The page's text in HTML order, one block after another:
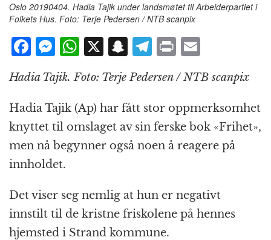
Oslo 20190404. Hadia Tajik under landsmøtet til Arbeiderpartiet i
Folkets Hus. Foto: Terje Pedersen / NTB scanpix
F
a
c
e
b
o
o
M
e
ss
e
n
g
e
W
at
s
A
p
X S
a
p
c
h
T
e
g
r
a
P
n
t
ai
l
Hadia Tajik. Foto: Terje Pedersen / NTB scanpix
Hadia Tajik (Ap) har fått stor oppmerksomhet
knyttet til omslaget av sin ferske bok «Frihet»,
men nå begynner også noen å reagere på
innholdet.
Det viser seg nemlig at hun er negativt
innstilt til de kristne friskolene på hennes
hjemsted i Strand kommune.